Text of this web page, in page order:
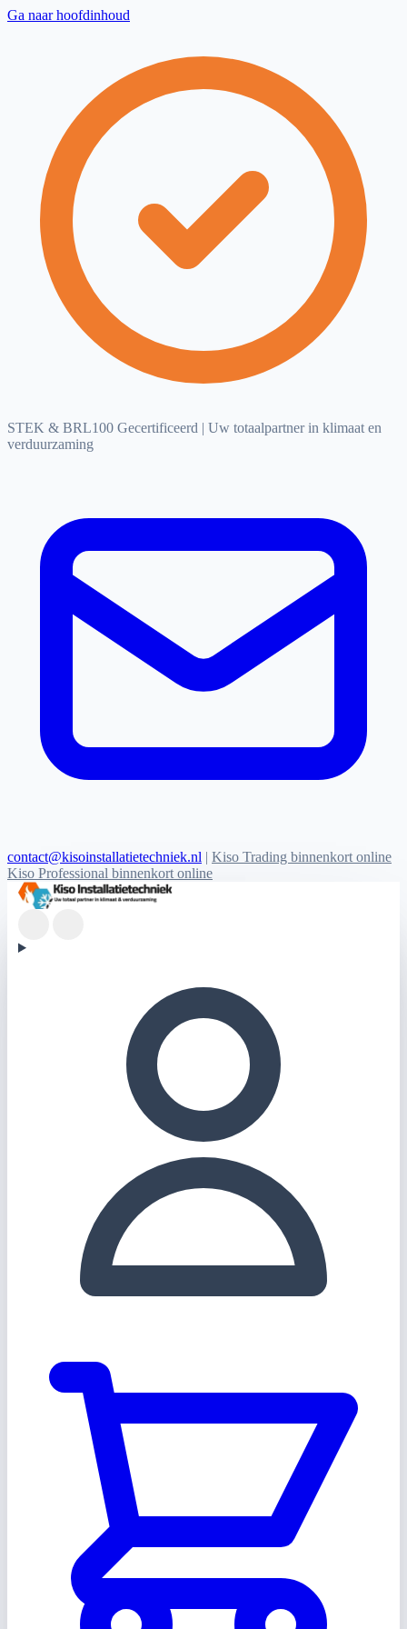
Ga naar hoofdinhoud
STEK & BRL100 Gecertificeerd | Uw totaalpartner in klimaat en
verduurzaming
contact@kisoinstallatietechniek.nl | Kiso Trading binnenkort online
Kiso Professional binnenkort online